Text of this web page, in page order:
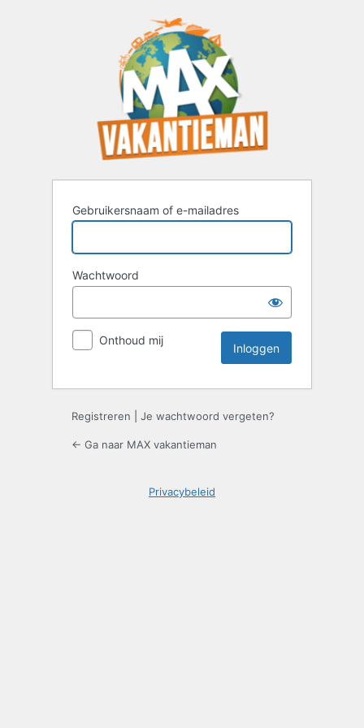
Gebruikersnaam of e-mailadres
Wachtwoord
Onthoud mij
Registreren Je wachtwoord vergeten?
← Ga naar MAX vakantieman
Privacybeleid